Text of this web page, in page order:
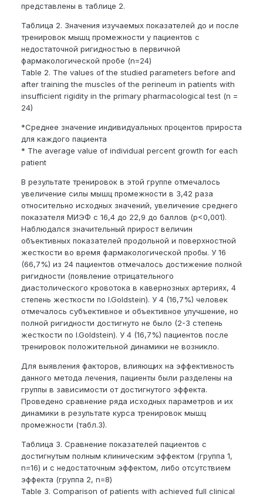
представлены в таблице 2.
Таблица 2. Значения изучаемых показателей до и после
тренировок мышц промежности у пациентов с
недостаточной ригидностью в первичной
фармакологической пробе (n=24)
Table 2. The values of the studied parameters before and
after training the muscles of the perineum in patients with
insufficient rigidity in the primary pharmacological test (n =
24)
*Среднее значение индивидуальных процентов прироста
для каждого пациента
* The average value of individual percent growth for each
patient
В результате тренировок в этой группе отмечалось
увеличение силы мышц промежности в 3,42 раза
относительно исходных значений, увеличение среднего
показателя МИЭФ с 16,4 до 22,9 до баллов (р<0,001).
Наблюдался значительный прирост величин
объективных показателей продольной и поверхностной
жесткости во время фармакологической пробы. У 16
(66,7%) из 24 пациентов отмечалось достижение полной
ригидности (появление отрицательного
диастолического кровотока в кавернозных артериях, 4
степень жесткости по I.Goldstein). У 4 (16,7%) человек
отмечалось субъективное и объективное улучшение, но
полной ригидности достигнуто не было (2-3 степень
жесткости по I.Goldstein). У 4 (16,7%) пациентов после
тренировок положительной динамики не возникло.
Для выявления факторов, влияющих на эффективность
данного метода лечения, пациенты были разделены на
группы в зависимости от достигнутого эффекта.
Проведено сравнение ряда исходных параметров и их
динамики в результате курса тренировок мышц
промежности (табл.3).
Таблица 3. Сравнение показателей пациентов с
достигнутым полным клиническим эффектом (группа 1,
n=16) и с недостаточным эффектом, либо отсутствием
эффекта (группа 2, n=8)
Table 3. Comparison of patients with achieved full clinical